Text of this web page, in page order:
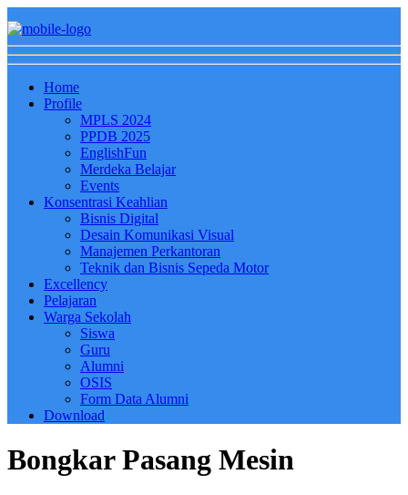
Home
Profile
MPLS 2024
PPDB 2025
EnglishFun
Merdeka Belajar
Events
Konsentrasi Keahlian
Bisnis Digital
Desain Komunikasi Visual
Manajemen Perkantoran
Teknik dan Bisnis Sepeda Motor
Excellency
Pelajaran
Warga Sekolah
Siswa
Guru
Alumni
OSIS
Form Data Alumni
Download
Bongkar Pasang Mesin